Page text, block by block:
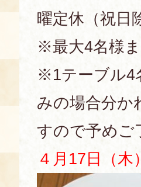
曜定休（祝日
※最大4名様
※1テーブル4
みの場合分か
すので予めご
４月17日（